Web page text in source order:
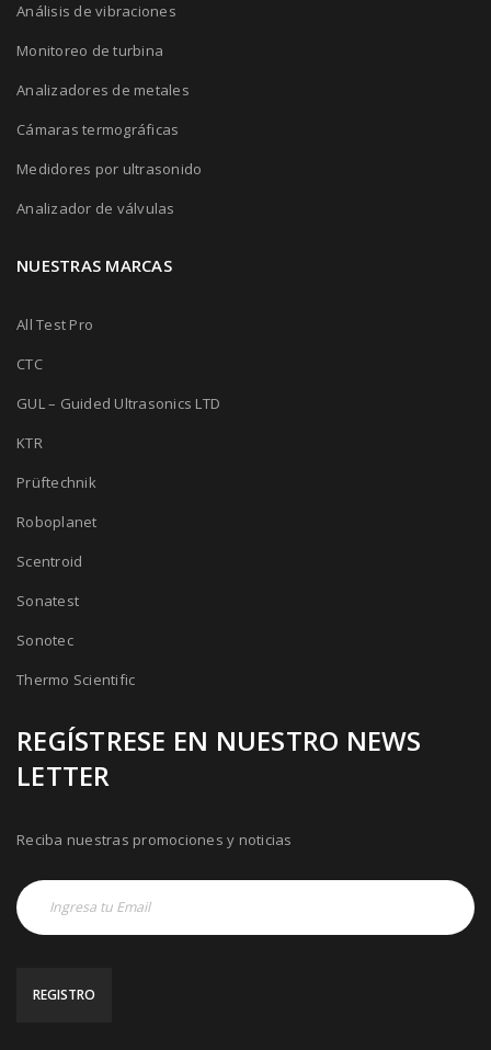
Análisis de vibraciones
Monitoreo de turbina
Analizadores de metales
Cámaras termográficas
Medidores por ultrasonido
Analizador de válvulas
NUESTRAS MARCAS
All Test Pro
CTC
GUL – Guided Ultrasonics LTD
KTR
Prüftechnik
Roboplanet
Scentroid
Sonatest
Sonotec
Thermo Scientific
REGÍSTRESE EN NUESTRO NEWS
LETTER
Reciba nuestras promociones y noticias